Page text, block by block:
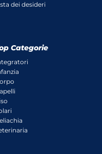
dei desideri
Categorie